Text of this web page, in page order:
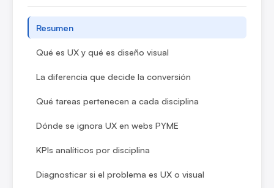
Resumen
Qué es UX y qué es diseño visual
La diferencia que decide la conversión
Qué tareas pertenecen a cada disciplina
Dónde se ignora UX en webs PYME
KPIs analíticos por disciplina
Diagnosticar si el problema es UX o visual